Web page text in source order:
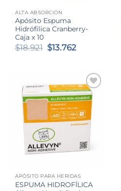
ALTA ABSORCIÓN
Apósito Espuma
Hidrófilica Cranberry-
Caja x 10
$18.921 El
$13.762
$13.762.
APÓSITO PARA HERIDAS
ESPUMA HIDROFÍLICA